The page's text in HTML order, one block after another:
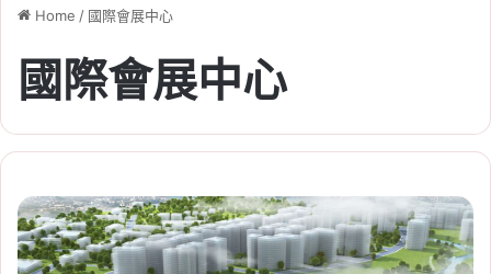
Home / 國際會展中心
國際會展中心